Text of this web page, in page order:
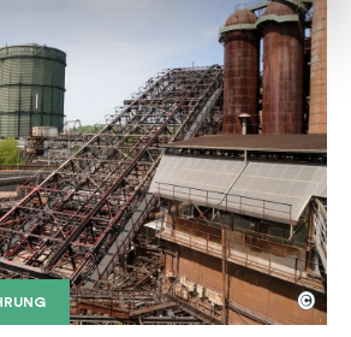
der Völklinger Hütte mit
Völklinger Hütte | Karl
©